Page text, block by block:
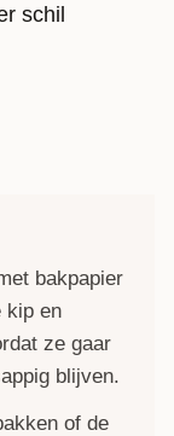
schil
bakpapier
kip en
ze gaar
blijven.
of de